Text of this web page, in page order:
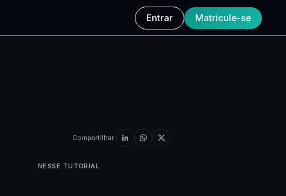
Entrar Matricule-se
Compartilhar
NESSE TUTORIAL